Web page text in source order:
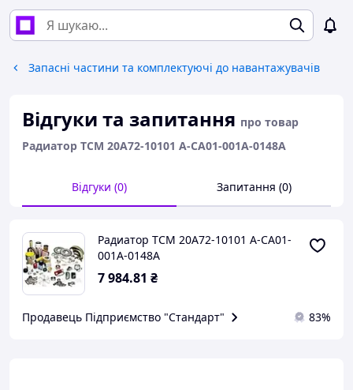
Запасні частини та комплектуючі до навантажувачів
Відгуки та запитання про товар
Радиатор ТСМ 20A72-10101 A-CA01-001A-0148A
Відгуки (0) Запитання (0)
Радиатор ТСМ 20A72-10101 A-CA01-
001A-0148A
7 984.81 ₴
Продавець Підприємство "Стандарт" 83%